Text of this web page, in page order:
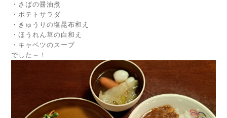
・さばの醤油煮
・ポテトサラダ
・きゅうりの塩昆布和え
・ほうれん草の白和え
・キャベツのスープ
でした～！